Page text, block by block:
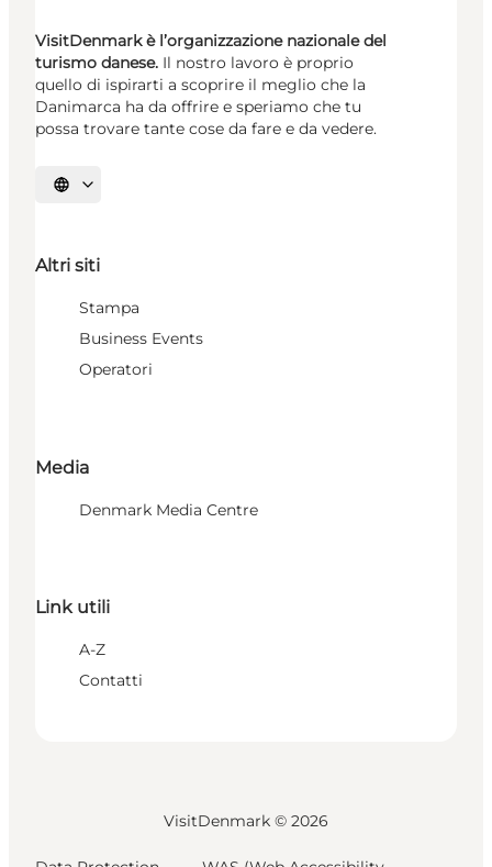
VisitDenmark è l’organizzazione nazionale del
turismo danese. Il nostro lavoro è proprio
quello di ispirarti a scoprire il meglio che la
Danimarca ha da offrire e speriamo che tu
possa trovare tante cose da fare e da vedere.
Seleziona la lingua
Altri siti
Stampa
Business Events
Operatori
Media
Denmark Media Centre
Link utili
A-Z
Contatti
VisitDenmark © 2026